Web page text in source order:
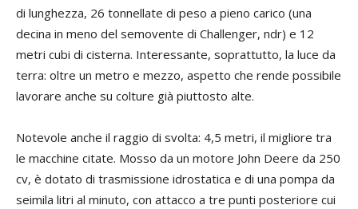
di lunghezza, 26 tonnellate di peso a pieno carico (una
decina in meno del semovente di Challenger, ndr) e 12
metri cubi di cisterna. Interessante, soprattutto, la luce da
terra: oltre un metro e mezzo, aspetto che rende possibile
lavorare anche su colture già piuttosto alte.
Notevole anche il raggio di svolta: 4,5 metri, il migliore tra
le macchine citate. Mosso da un motore John Deere da 250
cv, è dotato di trasmissione idrostatica e di una pompa da
seimila litri al minuto, con attacco a tre punti posteriore cui